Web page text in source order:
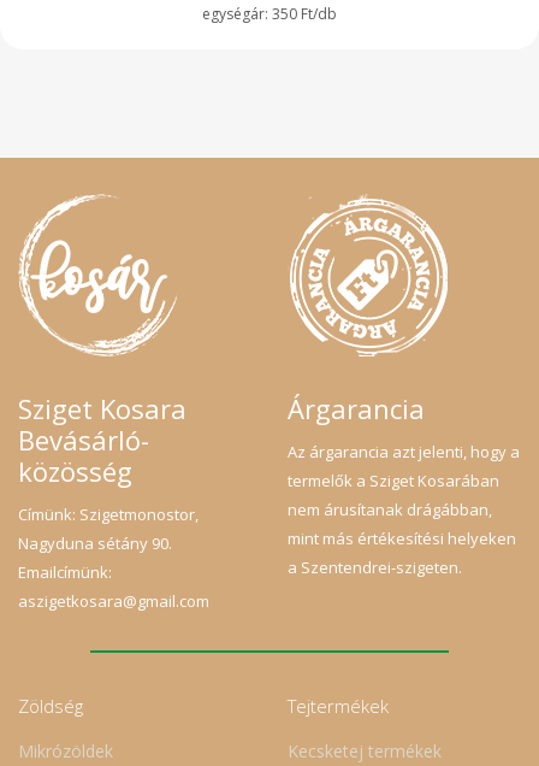
350 Ft/db
Sziget Kosara
Bevásárló-
közösség
Címünk: Szigetmonostor,
Nagyduna sétány 90.
Emailcímünk:
aszigetkosara@gmail.com
Árgarancia
Az árgarancia azt jelenti, hogy a
termelők a Sziget Kosarában
nem árusítanak drágábban,
mint más értékesítési helyeken
a Szentendrei-szigeten.
Zöldség
Mikrózöldek
Tejtermékek
Kecsketej termékek